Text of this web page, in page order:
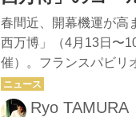
30（20：30LO） 定休
1・3日曜＋不定休 la
南フランスの郷土料理
イルで楽しめる小さな
験豊富の...
ナーに
春間近、開幕機運が高
西万博」（4月13日〜
催）。フランスパビリ
4社のゴールドパート
に、フランス国内の一
Ryo TAMURA